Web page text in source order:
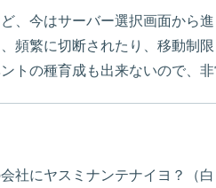
、今はサーバー選択画面から
頻繁に切断されたり、移動制
トの種育成も出来ないので、
社にヤスミナンテナイヨ？（